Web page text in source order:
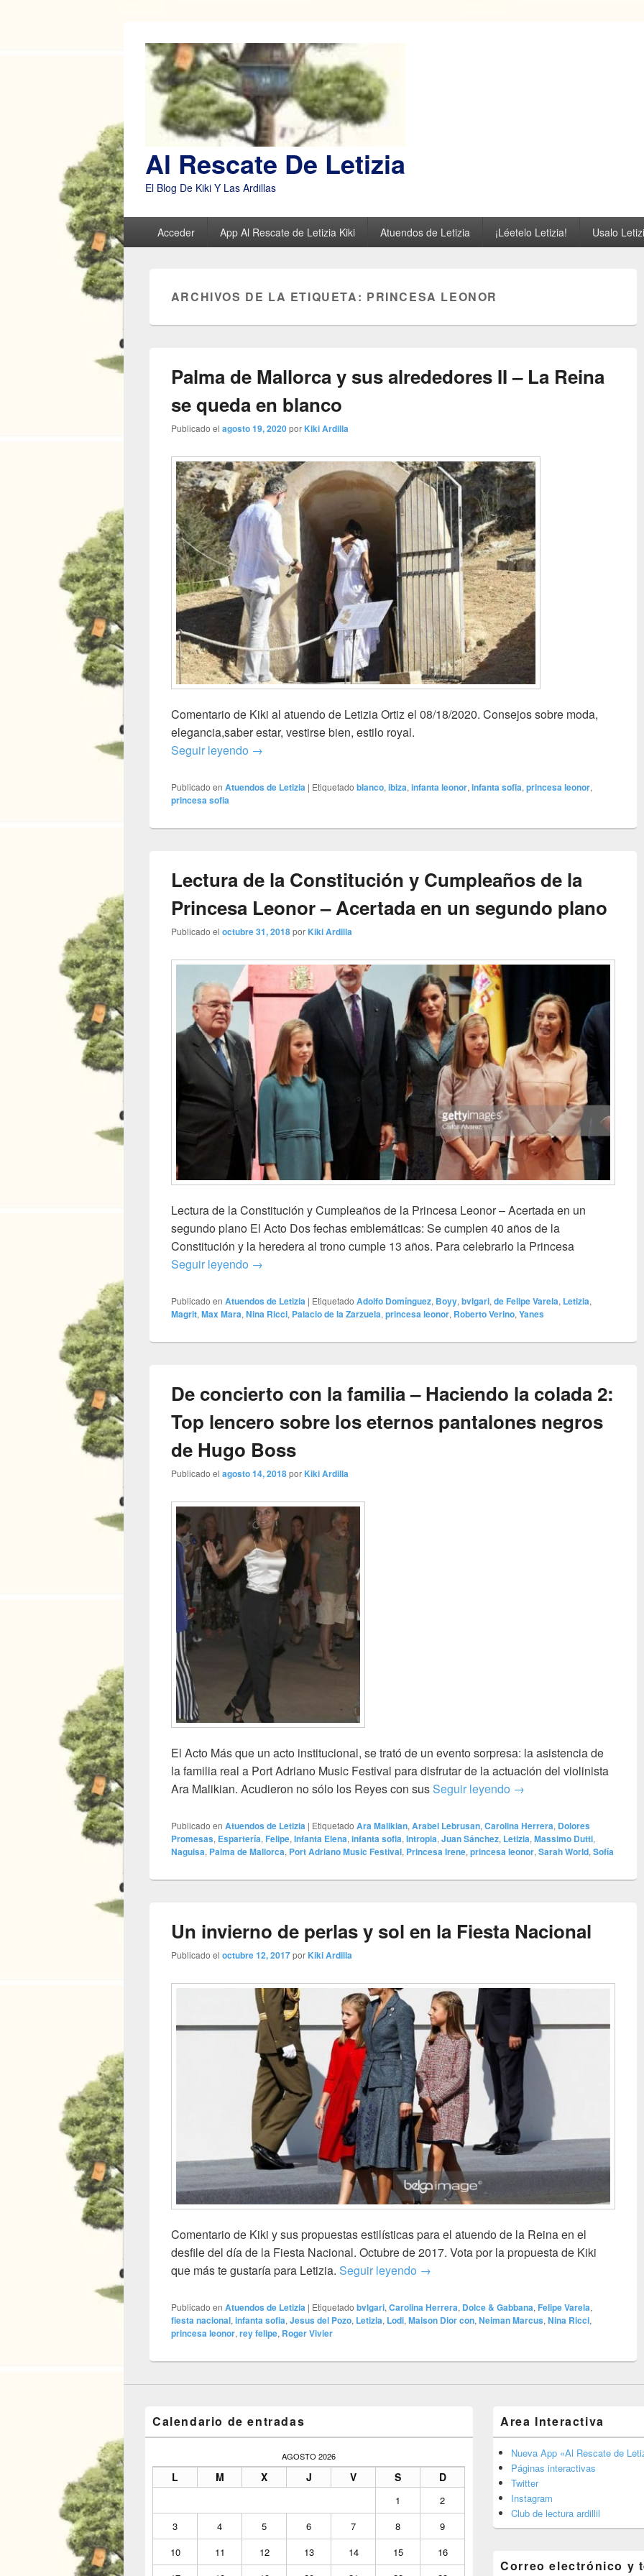
Al Rescate De Letizia
El Blog De Kiki Y Las Ardillas
Menú
principalAcceder App Al Rescate de Letizia Kiki Atuendos de Letizia ¡Léetelo Letizia! Usalo
ARCHIVOS DE LA ETIQUETA: PRINCESA LEONOR
Palma de Mallorca y sus alrededores II – La Reina
se queda en blanco
Publicado el agosto 19, 2020por Kiki Ardilla
Comentario de Kiki al atuendo de Letizia Ortiz el 08/18/2020. Consejos sobre moda,
elegancia,saber estar, vestirse bien, estilo royal.
Seguir leyendo Palma de Mallorca y sus alrededores II – La Reina se queda en blanco
→
Publicado en Atuendos de Letizia | Etiquetado blanco, ibiza, infanta leonor, infanta sofia, princesa leonor,
princesa sofia
Lectura de la Constitución y Cumpleaños de la
Princesa Leonor – Acertada en un segundo plano
Publicado el octubre 31, 2018por Kiki Ardilla
Lectura de la Constitución y Cumpleaños de la Princesa Leonor – Acertada en un
segundo plano El Acto Dos fechas emblemáticas: Se cumplen 40 años de la
Constitución y la heredera al trono cumple 13 años. Para celebrarlo la Princesa
Seguir leyendo Lectura de la Constitución y Cumpleaños de la Princesa Leonor – Acertada
→
Publicado en Atuendos de Letizia | Etiquetado Adolfo Domínguez, Boyy, bvlgari, de Felipe Varela, Letizia,
Magrit, Max Mara, Nina Ricci, Palacio de la Zarzuela, princesa leonor, Roberto Verino, Yanes
De concierto con la familia – Haciendo la colada 2:
Top lencero sobre los eternos pantalones negros
de Hugo Boss
Publicado el agosto 14, 2018por Kiki Ardilla
El Acto Más que un acto institucional, se trató de un evento sorpresa: la asistencia de
la familia real a Port Adriano Music Festival para disfrutar de la actuación del violinista
Ara Malikian. Acudieron no sólo los Reyes con susSeguir leyendo De concierto con la
→
Publicado en Atuendos de Letizia | Etiquetado Ara Malikian,Arabel Lebrusan,Carolina Herrera, Dolores
Promesas, Espartería, Felipe,Infanta Elena,infanta sofia,Intropia,Juan Sánchez, Letizia,Massimo Dutti,
Naguisa, Palma de Mallorca, Port Adriano Music Festival, Princesa Irene,princesa leonor,Sarah World,Sofía
Un invierno de perlas y sol en la Fiesta Nacional
Publicado el octubre 12, 2017por Kiki Ardilla
Comentario de Kiki y sus propuestas estilísticas para el atuendo de la Reina en el
desfile del día de la Fiesta Nacional. Octubre de 2017. Vota por la propuesta de Kiki
que más te gustaría para Letizia. Seguir leyendo Un invierno de perlas y sol en la Fiesta
→
Publicado en Atuendos de Letizia | Etiquetado bvlgari, Carolina Herrera, Dolce & Gabbana, Felipe Varela,
fiesta nacional, infanta sofia, Jesus del Pozo, Letizia, Lodi, Maison Dior con, Neiman Marcus, Nina Ricci,
princesa leonor, rey felipe, Roger Vivier
Calendario de entradas
AGOSTO 2026
L M X J V S D
1
2
3
4 5 6 7 8
9
10
11 12 13 14 15
16
Area Interactiva
Nueva App «Al Rescate de
Páginas interactivas
Twitter
Instagram
Club de lectura ardillil
Correo electrónico y